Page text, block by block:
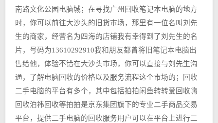
南路文化公园电脑城；在寻找广州回收笔记本电脑的地方
时，你可以前往大沙头的旧货市场，那里有一位名叫刘先
生的商家，经营名为四海的店铺我有幸得到了刘先生的名
片，号码为13610292910我和朋友都曾将旧笔记本电脑出
售给他，体验不错在大沙头市场，你可以直接与刘先生沟
通，了解电脑回收的价格以及服务流程这个市场的；回收
二手电脑的平台有多个，其中包括拍拍闲鱼转转爱回收嗨
回收泊祎回收等拍拍是京东集团旗下的专业二手商品交易
平台，提供二手电脑的回收服务用户可以在平台上进行二